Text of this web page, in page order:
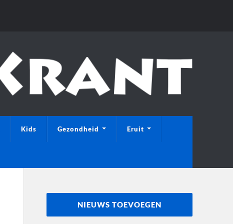
Kids Gezondheid Eruit
NIEUWS TOEVOEGEN